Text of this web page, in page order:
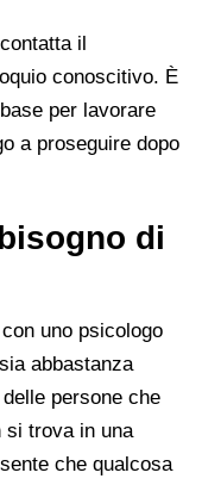
il
conoscitivo. È
per lavorare
a proseguire dopo
di
uno psicologo
abbastanza
persone che
si trova in una
che qualcosa